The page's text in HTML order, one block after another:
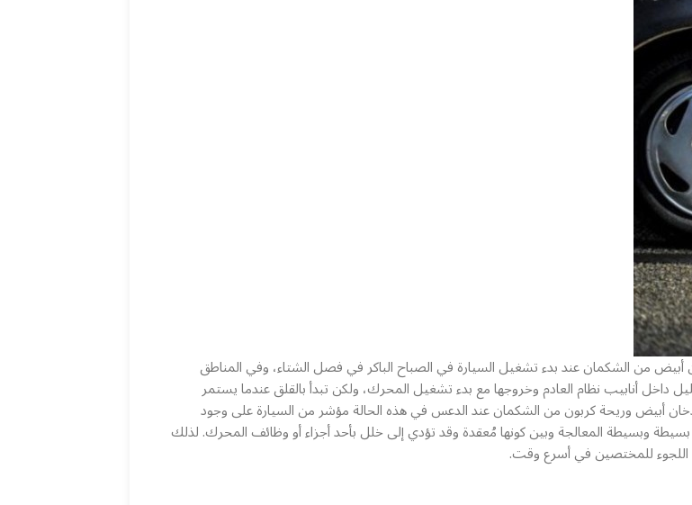
من الشكمان عند بدء تشغيل السيارة في الصباح الباكر في فصل الشتاء، وفي المناطق
داخل أنابيب نظام العادم وخروجها مع بدء تشغيل المحرك، ولكن تبدأ بالقلق عندما يستمر
أبيض وريحة كربون من الشكمان عند الدعس في هذه الحالة مؤشر من السيارة على وجود
وبسيطة المعالجة وبين كونها مُعقدة وقد تؤدي إلى خلل بأحد أجزاء أو وظائف المحرك. لذلك
للمختصين في أسرع وقت.